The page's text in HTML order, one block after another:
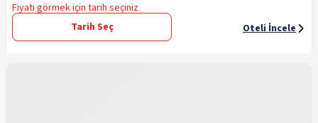
Fiyatı görmek için tarih seçiniz
Tarih Seç
Oteli İncele